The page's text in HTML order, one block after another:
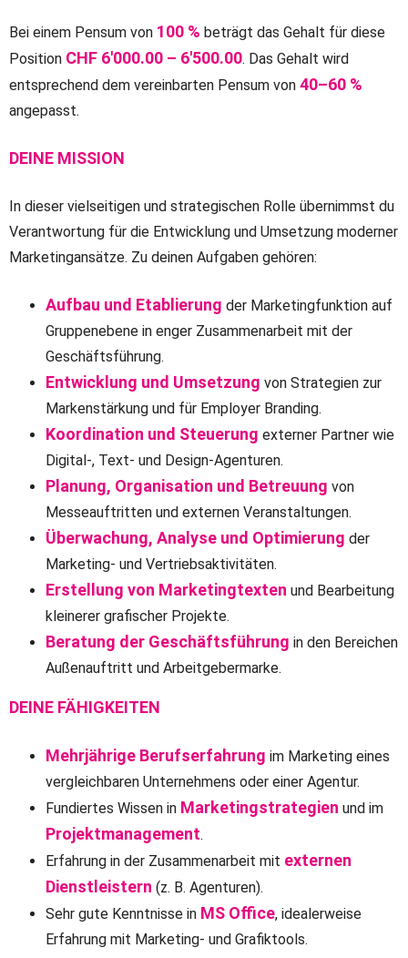
Bei einem Pensum von 100 % beträgt das Gehalt für diese
Position CHF 6'000.00 – 6'500.00. Das Gehalt wird
entsprechend dem vereinbarten Pensum von 40–60 %
angepasst.
DEINE MISSION
In dieser vielseitigen und strategischen Rolle übernimmst du
Verantwortung für die Entwicklung und Umsetzung moderner
Marketingansätze. Zu deinen Aufgaben gehören:
Aufbau und Etablierung der Marketingfunktion auf
Gruppenebene in enger Zusammenarbeit mit der
Geschäftsführung.
Entwicklung und Umsetzung von Strategien zur
Markenstärkung und für Employer Branding.
Koordination und Steuerung externer Partner wie
Digital-, Text- und Design-Agenturen.
Planung, Organisation und Betreuung von
Messeauftritten und externen Veranstaltungen.
Überwachung, Analyse und Optimierung der
Marketing- und Vertriebsaktivitäten.
Erstellung von Marketingtexten und Bearbeitung
kleinerer grafischer Projekte.
Beratung der Geschäftsführung in den Bereichen
Außenauftritt und Arbeitgebermarke.
DEINE FÄHIGKEITEN
Mehrjährige Berufserfahrung im Marketing eines
vergleichbaren Unternehmens oder einer Agentur.
Fundiertes Wissen in Marketingstrategien und im
Projektmanagement.
Erfahrung in der Zusammenarbeit mit externen
Dienstleistern (z. B. Agenturen).
Sehr gute Kenntnisse in MS Office, idealerweise
Erfahrung mit Marketing- und Grafiktools.